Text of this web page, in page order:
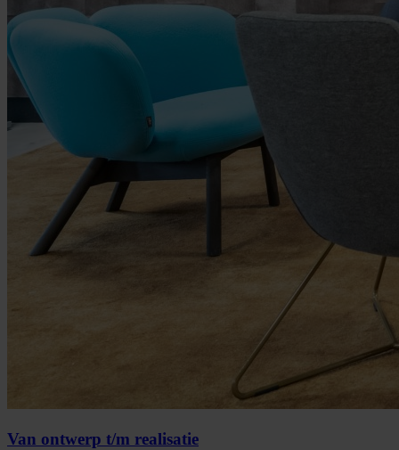
Van ontwerp t/m realisatie